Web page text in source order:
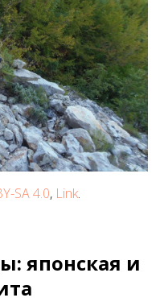
SA 4.0, Link.
японская и